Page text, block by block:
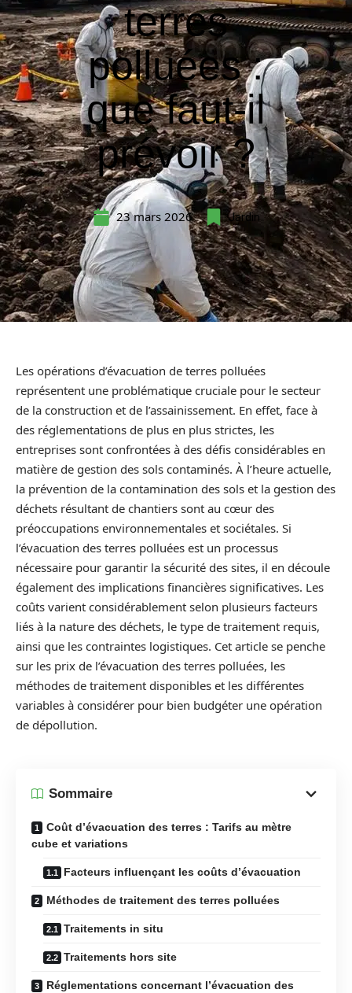
terres
polluées :
que faut-il
prévoir ?
23 mars 2026 Jardin
Les opérations d’évacuation de terres polluées
représentent une problématique cruciale pour le secteur
de la construction et de l’assainissement. En effet, face à
des réglementations de plus en plus strictes, les
entreprises sont confrontées à des défis considérables en
matière de gestion des sols contaminés. À l’heure actuelle,
la prévention de la contamination des sols et la gestion des
déchets résultant de chantiers sont au cœur des
préoccupations environnementales et sociétales. Si
l’évacuation des terres polluées est un processus
nécessaire pour garantir la sécurité des sites, il en découle
également des implications financières significatives. Les
coûts varient considérablement selon plusieurs facteurs
liés à la nature des déchets, le type de traitement requis,
ainsi que les contraintes logistiques. Cet article se penche
sur les prix de l’évacuation des terres polluées, les
méthodes de traitement disponibles et les différentes
variables à considérer pour bien budgéter une opération
de dépollution.
Sommaire
Coût d’évacuation des terres : Tarifs au mètre
cube et variations
Facteurs influençant les coûts d’évacuation
Méthodes de traitement des terres polluées
Traitements in situ
Traitements hors site
Réglementations concernant l’évacuation des